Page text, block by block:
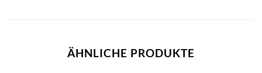
ÄHNLICHE PRODUKTE